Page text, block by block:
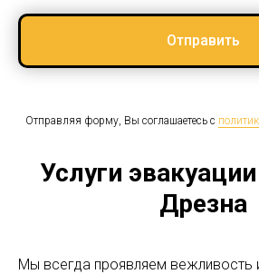
Отправить
Отправляя форму, Вы соглашаетесь с
Услуги
Дрезна
Мы всегда проявляем вежливость